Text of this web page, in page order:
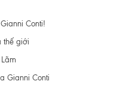
Conti!
thế giới
Gianni Conti